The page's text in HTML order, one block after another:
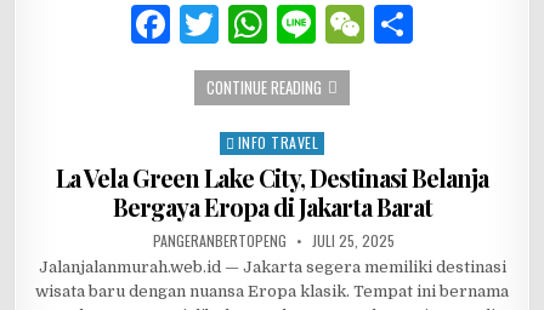
F
a
c
b
o
o
k
T
w
it
te
r
W
h
at
s
A
p
p
Li
n
e
W
at
CONTINUE READING ZONA WISATA AMAN, TAPI BATAS
Posted in
INFO TRAVEL
La Vela Green Lake City, Destinasi Belanja
Bergaya Eropa di Jakarta Barat
AUTHOR:
PANGERANBERTOPENG PUBLISHED DATE:
JULI 25, 2025
Jalanjalanmurah.web.id — Jakarta segera memiliki destinasi
wisata baru dengan nuansa Eropa klasik. Tempat ini bernama